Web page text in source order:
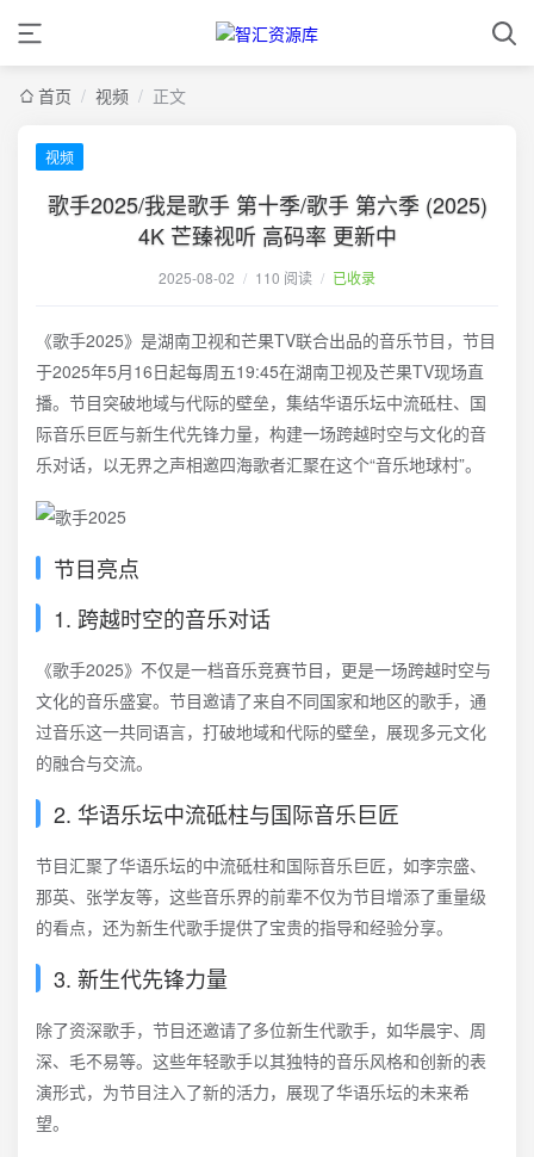
首页 / 视频 / 正文
视频
歌手2025/我是歌手 第十季/歌手 第六季 (2025)
4K 芒臻视听 高码率 更新中
2025-08-02 / 110 阅读 / 已收录
《歌手2025》是湖南卫视和芒果TV联合出品的音乐节目，节目
于2025年5月16日起每周五19:45在湖南卫视及芒果TV现场直
播。节目突破地域与代际的壁垒，集结华语乐坛中流砥柱、国
际音乐巨匠与新生代先锋力量，构建一场跨越时空与文化的音
乐对话，以无界之声相邀四海歌者汇聚在这个“音乐地球村”。
节目亮点
1. 跨越时空的音乐对话
《歌手2025》不仅是一档音乐竞赛节目，更是一场跨越时空与
文化的音乐盛宴。节目邀请了来自不同国家和地区的歌手，通
过音乐这一共同语言，打破地域和代际的壁垒，展现多元文化
的融合与交流。
2. 华语乐坛中流砥柱与国际音乐巨匠
节目汇聚了华语乐坛的中流砥柱和国际音乐巨匠，如李宗盛、
那英、张学友等，这些音乐界的前辈不仅为节目增添了重量级
的看点，还为新生代歌手提供了宝贵的指导和经验分享。
3. 新生代先锋力量
除了资深歌手，节目还邀请了多位新生代歌手，如华晨宇、周
深、毛不易等。这些年轻歌手以其独特的音乐风格和创新的表
演形式，为节目注入了新的活力，展现了华语乐坛的未来希
望。